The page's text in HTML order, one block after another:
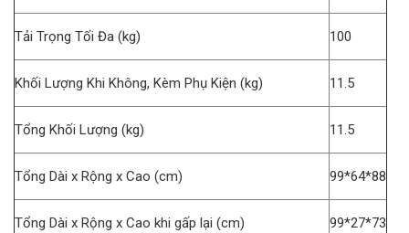
Tải Trọng Tối Đa (kg) 100
Khối Lượng Khi Không, Kèm Phụ Kiện (kg) 11.5
Tổng Khối Lượng (kg) 11.5
Tổng Dài x Rộng x Cao (cm) 99*64*88
Tổng Dài x Rộng x Cao khi gấp lại (cm) 99*27*73